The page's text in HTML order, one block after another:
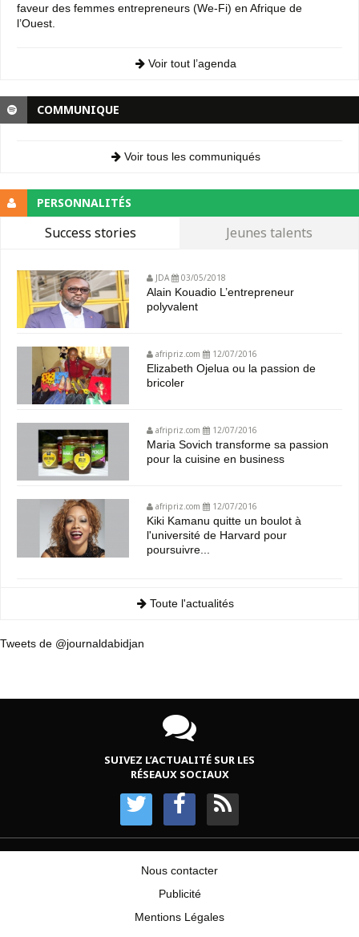
faveur des femmes entrepreneurs (We-Fi) en Afrique de
l’Ouest.
Voir tout l’agenda
COMMUNIQUE
Voir tous les communiqués
PERSONNALITÉS
Success stories Jeunes talents
JDA 03/05/2018
Alain Kouadio L’entrepreneur
polyvalent
afripriz.com 12/07/2016
Elizabeth Ojelua ou la passion de
bricoler
afripriz.com 12/07/2016
Maria Sovich transforme sa passion
pour la cuisine en business
afripriz.com 12/07/2016
Kiki Kamanu quitte un boulot à
l'université de Harvard pour
poursuivre...
Toute l'actualités
Tweets de @journaldabidjan
SUIVEZ L’ACTUALITÉ SUR LES
RÉSEAUX SOCIAUX
Nous contacter
Publicité
Mentions Légales